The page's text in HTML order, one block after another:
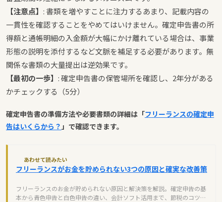
【注意点】 : 書類を増やすことに注力するあまり、記載内容の
一貫性を確認することをやめてはいけません。確定申告書の所
得額と通帳明細の入金額が大幅にかけ離れている場合は、事業
形態の説明を添付するなど文脈を補足する必要があります。無
関係な書類の大量提出は逆効果です。
【最初の一歩】 : 確定申告書の保管場所を確認し、2年分がある
かチェックする（5分）
確定申告書の準備方法や必要書類の詳細は「フリーランスの確定申
告はいくらから？ 」で確認できます。
あわせて読みたい
フリーランスがお金を貯められない3つの原因と確実な改善策
フリーランスのお金が貯められない原因と解決策を解説。確定申告の基
本から青色申告と白色申告の違い、会計ソフト活用まで、節税のコツを